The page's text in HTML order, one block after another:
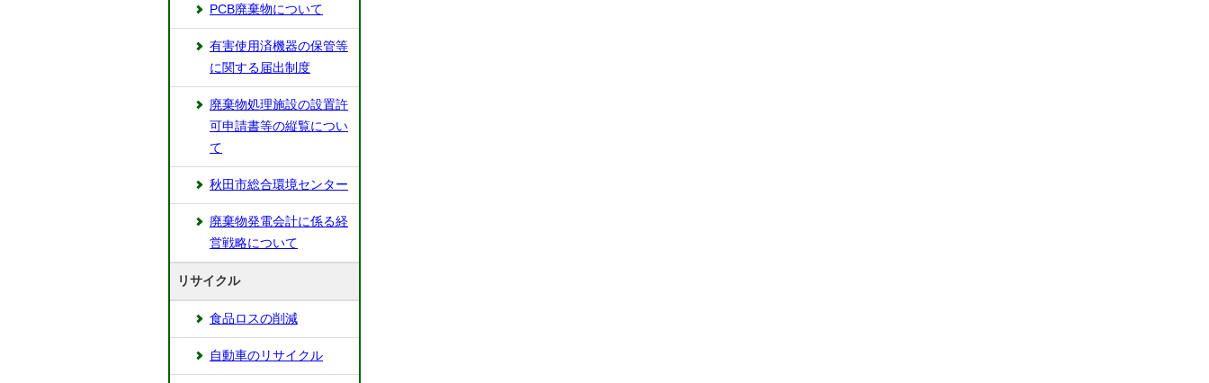
PCB廃棄物について
有害使用済機器の保管等
に関する届出制度
廃棄物処理施設の設置許
可申請書等の縦覧につい
て
秋田市総合環境センター
廃棄物発電会計に係る経
営戦略について
リサイクル
食品ロスの削減
自動車のリサイクル